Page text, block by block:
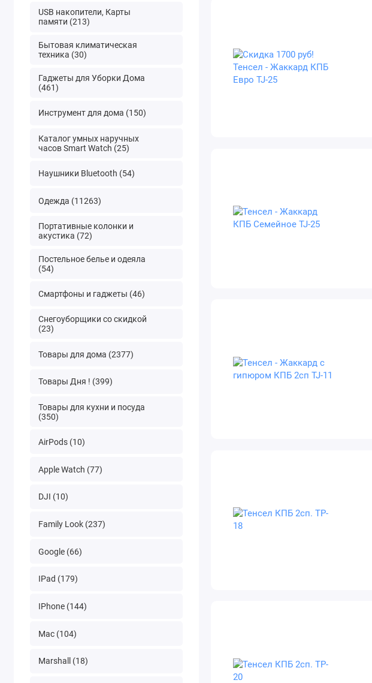
USB накопители, Карты
памяти (213)
Бытовая климатическая
техника (30)
Гаджеты для Уборки Дома
(461)
Инструмент для дома (150)
Каталог умных наручных
часов Smart Watch (25)
Наушники Bluetooth (54)
Одежда (11263)
Портативные колонки и
акустика (72)
Постельное белье и одеяла
(54)
Смартфоны и гаджеты (46)
Снегоуборщики со скидкой
(23)
Товары для дома (2377)
Товары Дня ! (399)
Товары для кухни и посуда
(350)
AirPods (10)
Apple Watch (77)
DJI (10)
Family Look (237)
Google (66)
IPad (179)
IPhone (144)
Mac (104)
Marshall (18)